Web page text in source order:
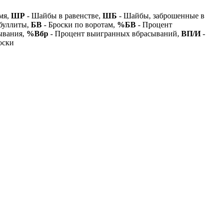
ШР - Шайбы в равенстве, ШБ - Шайбы, заброшенные в
БВ - Броски по воротам, %БВ - Процент
%Вбр - Процент выигранных вбрасываний, ВП/И-